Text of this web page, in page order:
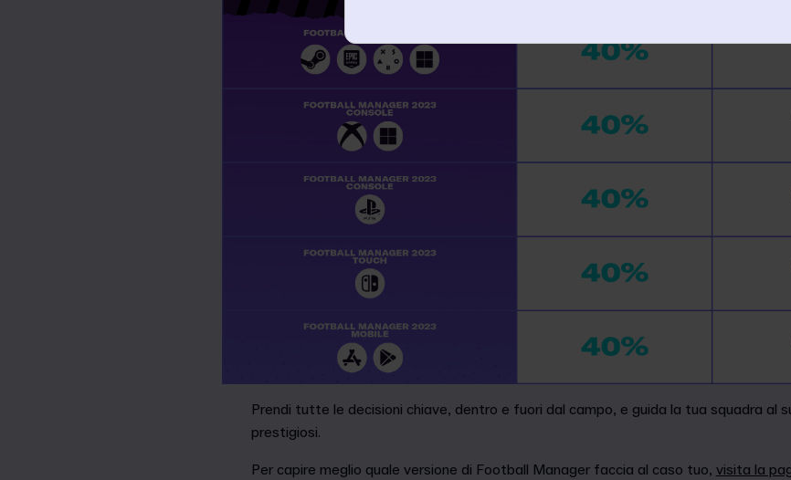
Prendi tutte le decisioni chiave, dentro e fuori dal campo, e guida la tua squadra al
prestigiosi.
Per capire meglio quale versione di Football Manager faccia al caso tuo, visita la